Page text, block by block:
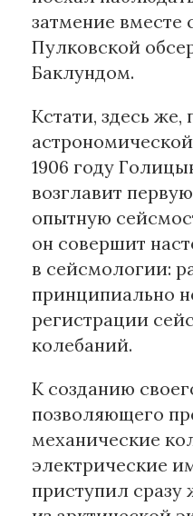
затмение вместе
Пулковской
Баклундом.
Кстати, здесь
1906 году
возглавит
опытную
он совершит
в сейсмологии:
принципиально
регистрации
колебаний.
К созданию
позволяющего
механические
электрические
приступил